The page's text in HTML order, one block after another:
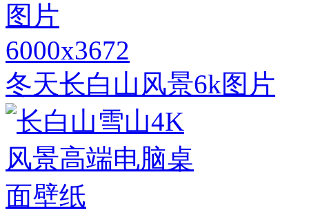
6000x3672
冬天长白山风景6k图片